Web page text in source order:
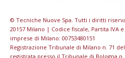
© Tecniche Nuove Spa. Tutti i diritti
20157 Milano | Codice fiscale, Partita IVA
imprese di Milano: 00753480151
Registrazione Tribunale di Milano n. 71
registrata presso il Tribunale di Bologna n.